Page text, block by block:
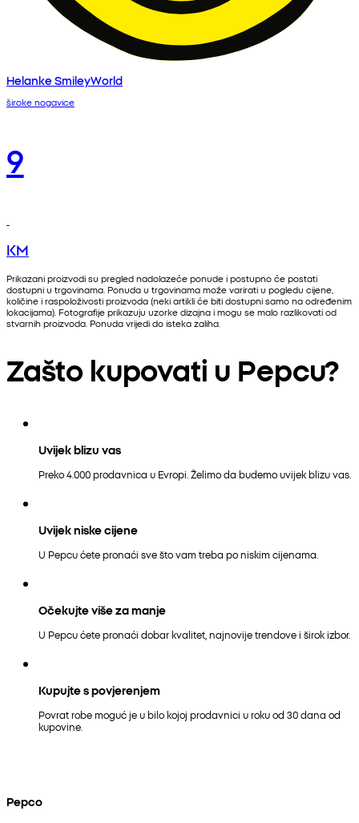
Helanke SmileyWorld
široke nogavice
9
KM
Prikazani proizvodi su pregled nadolazeće ponude i postupno će postati
dostupni u trgovinama. Ponuda u trgovinama može varirati u pogledu cijene,
količine i raspoloživosti proizvoda (neki artikli će biti dostupni samo na određenim
lokacijama). Fotografije prikazuju uzorke dizajna i mogu se malo razlikovati od
stvarnih proizvoda. Ponuda vrijedi do isteka zaliha.
Zašto kupovati u Pepcu?
Uvijek blizu vas
Preko 4.000 prodavnica u Evropi. Želimo da budemo uvijek blizu vas.
Uvijek niske cijene
U Pepcu ćete pronaći sve što vam treba po niskim cijenama.
Očekujte više za manje
U Pepcu ćete pronaći dobar kvalitet, najnovije trendove i širok izbor.
Kupujte s povjerenjem
Povrat robe moguć je u bilo kojoj prodavnici u roku od 30 dana od
kupovine.
Pepco